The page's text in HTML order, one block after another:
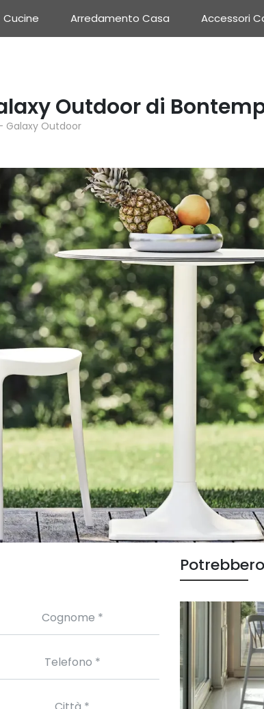
Cucine Arredamento Casa Accessori
Outdoor di
Galaxy Outdoor